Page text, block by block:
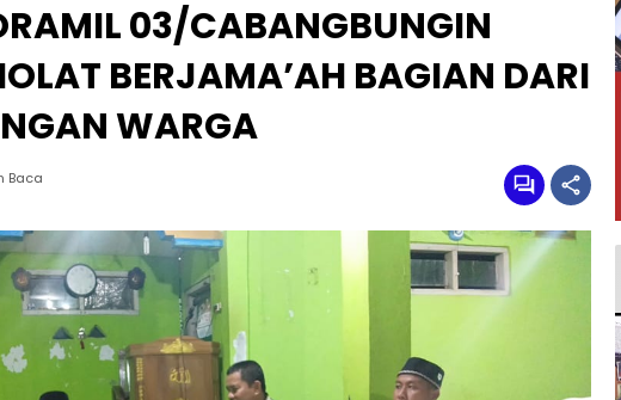
03/CABANGBUNGIN
BERJAMA’AH BAGIAN DARI
WARGA
Baca